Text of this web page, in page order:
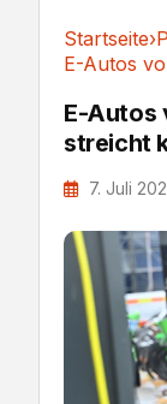
Startseite›
E-Autos
streicht
7. Juli